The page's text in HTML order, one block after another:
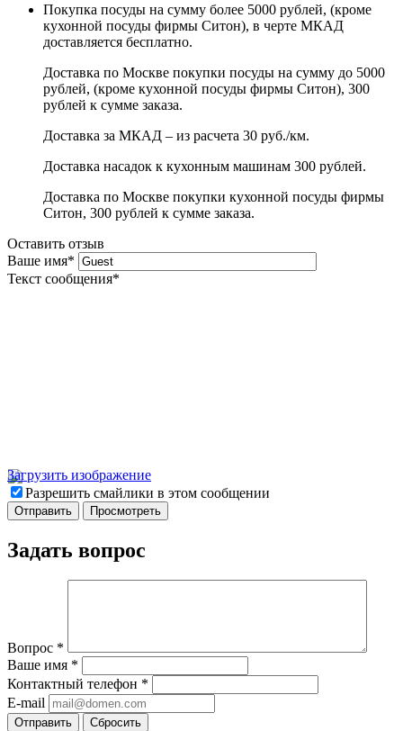
Покупка посуды на сумму более 5000 рублей, (кроме
кухонной посуды фирмы Ситон), в черте МКАД
доставляется бесплатно.
Доставка по Москве покупки посуды на сумму до 5000
рублей, (кроме кухонной посуды фирмы Ситон), 300
рублей к сумме заказа.
Доставка за МКАД – из расчета 30 руб./км.
Доставка насадок к кухонным машинам 300 рублей.
Доставка по Москве покупки кухонной посуды фирмы
Ситон, 300 рублей к сумме заказа.
Оставить отзыв
Ваше имя*
Текст сообщения*
Загрузить изображение
Разрешить смайлики в этом сообщении
Задать вопрос
Вопрос *
Ваше имя *
Контактный телефон *
E-mail
Отправить Сбросить